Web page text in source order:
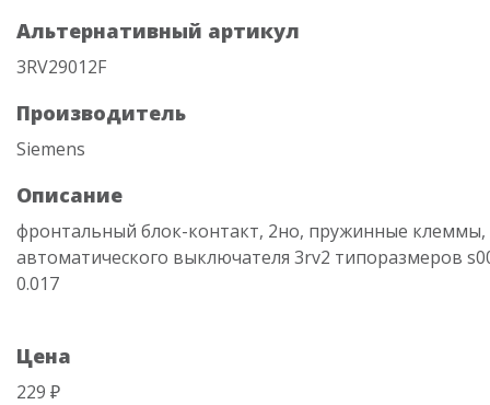
Альтернативный артикул
3RV29012F
Производитель
Siemens
Описание
фронтальный блок-контакт, 2но, пружинные клеммы,
автоматического выключателя 3rv2 типоразмеров
0.017
Цена
229 ₽